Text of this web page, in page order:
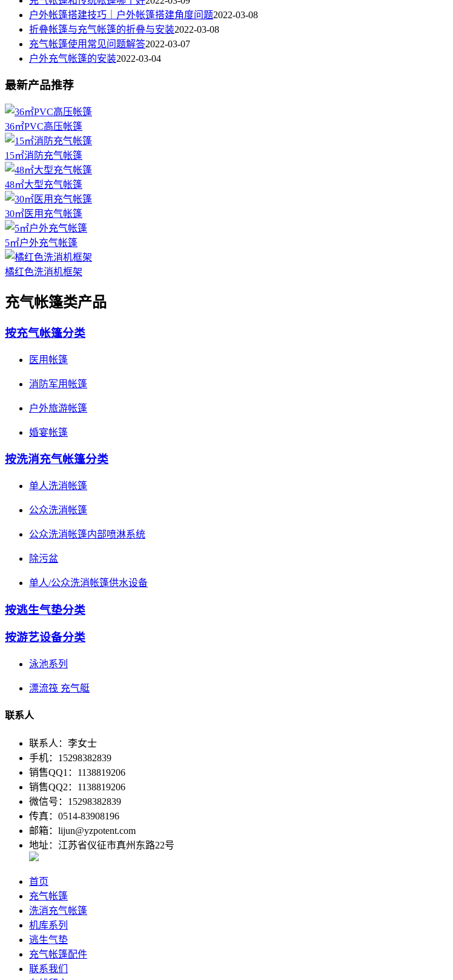
户外帐篷搭建技巧｜户外帐篷搭建角度问题2022-03-08
折叠帐篷与充气帐篷的折叠与安装2022-03-08
充气帐篷使用常见问题解答2022-03-07
户外充气帐篷的安装2022-03-04
最新产品推荐
36㎡PVC高压帐篷
15㎡消防充气帐篷
48㎡大型充气帐篷
30㎡医用充气帐篷
5㎡户外充气帐篷
橘红色洗消机框架
充气帐篷类产品
按充气帐篷分类
医用帐篷
消防军用帐篷
户外旅游帐篷
婚宴帐篷
按洗消充气帐篷分类
单人洗消帐篷
公众洗消帐篷
公众洗消帐篷内部喷淋系统
除污盆
单人/公众洗消帐篷供水设备
按逃生气垫分类
按游艺设备分类
泳池系列
漂流筏 充气艇
联系人
联系人：李女士
手机：15298382839
销售QQ1：1138819206
销售QQ2：1138819206
微信号：15298382839
传真：0514-83908196
邮箱：lijun@yzpotent.com
地址：江苏省仪征市真州东路22号
首页
充气帐篷
洗消充气帐篷
机库系列
逃生气垫
充气帐篷配件
联系我们